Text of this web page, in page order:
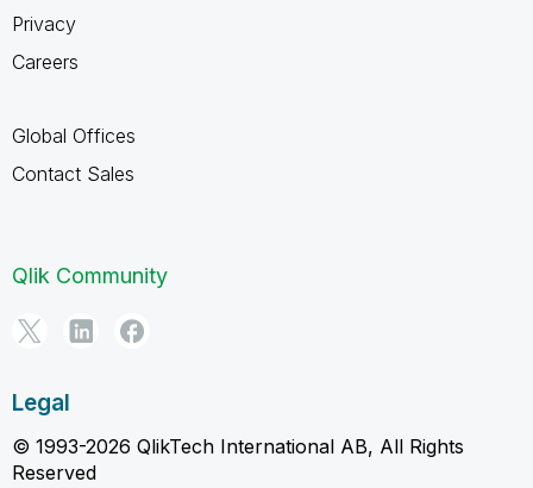
Privacy
Careers
Global Offices
Contact Sales
Qlik Community
Legal
© 1993-2026 QlikTech International AB, All Rights
Reserved